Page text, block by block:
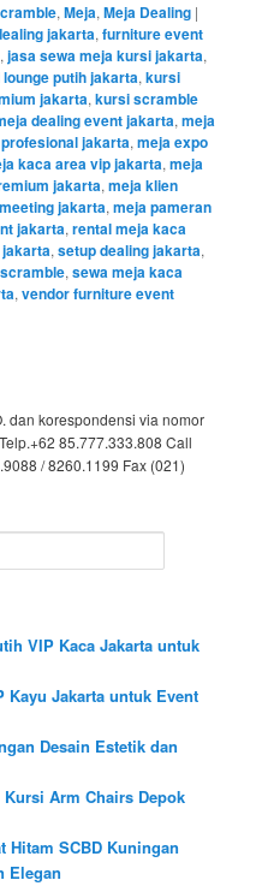
,Meja,Meja Dealing |
jakarta,furniture event
,jasa sewa meja kursi jakarta,
putih jakarta,kursi
jakarta,kursi scramble
dealing event jakarta,meja
jakarta,meja expo
kaca area vip jakarta,meja
jakarta,meja klien
jakarta,meja pameran
jakarta,rental meja kaca
,setup dealing jakarta,
,sewa meja kaca
,vendor furniture event
dan korespondensi via nomor
85.777.333.808 Call
/ 8260.1199 Fax (021)
VIP Kaca Jakarta untuk
Kayu Jakarta untuk Event
Desain Estetik dan
Arm Chairs Depok
Hitam SCBD Kuningan
Elegan